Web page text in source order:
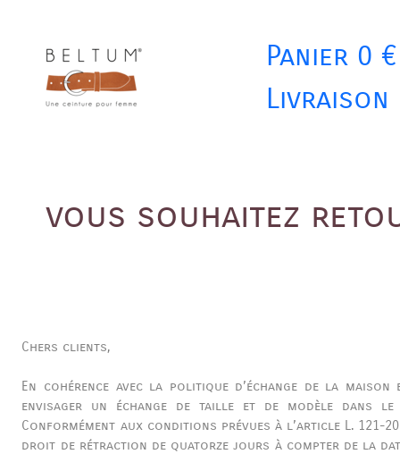
Panier 0 €
vous souhaitez
Chers clients,
En cohérence avec la politique d’échange de la
envisager un échange de taille et de modèle dans
Conformément aux conditions prévues à l’article L. 121-
droit de rétraction de quatorze jours à compter de la